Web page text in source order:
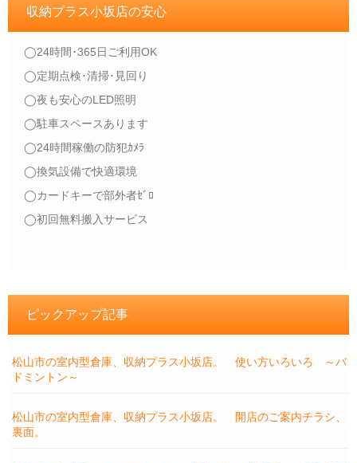
収納プラス小坂店の安心
◯24時間･365日ご利用OK
◯定期点検･清掃･見回り
◯夜も安心のLED照明
◯駐車スペースあります
◯24時間稼働の防犯ｶﾒﾗ
◯換気設備で快適環境
◯カードキーで部外者ｾﾞﾛ
◯初回無料搬入サービス
ピックアップ記事
松山市の室内型倉庫、収納プラス小坂店。 使い方いろいろ ～バ
ドミントン～
松山市の室内型倉庫、収納プラス小坂店。 開店のご案内チラシ、
裏面。